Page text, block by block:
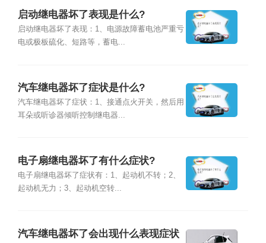
启动继电器坏了表现是什么?
启动继电器坏了表现：1、电源故障蓄电池严重亏
电或极板硫化、短路等，蓄电...
汽车继电器坏了症状是什么?
汽车继电器坏了症状：1、接通点火开关，然后用
耳朵或听诊器倾听控制继电器...
电子扇继电器坏了有什么症状?
电子扇继电器坏了症状有：1、起动机不转；2、
起动机无力；3、起动机空转...
汽车继电器坏了会出现什么表现症状